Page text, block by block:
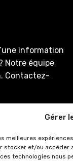
Gérer
meilleures
stocker et/ou accéder
technologies nous
information
Notre équipe
Contactez-
Tardenois,